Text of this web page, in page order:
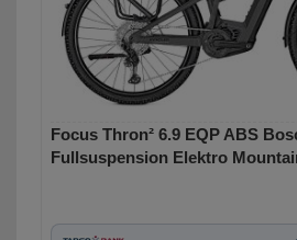
Focus Thron² 6.9 EQP ABS
Fullsuspension Elektro